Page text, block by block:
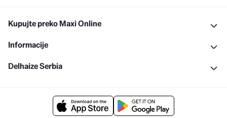
Kupujte preko Maxi Online
Informacije
Delhaize Serbia